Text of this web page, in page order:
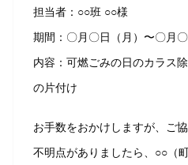
担当者：○○班 ○○様
期間：〇月〇日（月）〜〇月〇
内容：可燃ごみの日のカラス
の片付け
お手数をおかけしますが、ご
不明点がありましたら、○○（